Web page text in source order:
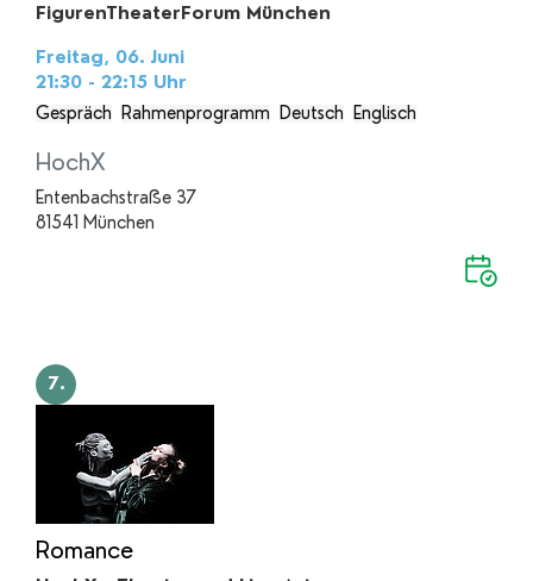
FigurenTheaterForum München
Freitag, 06. Juni
21:30 - 22:15 Uhr
Gespräch
Rahmenprogramm Deutsch Englisch
HochX
Entenbachstraße 37
81541 München
7.
Romance